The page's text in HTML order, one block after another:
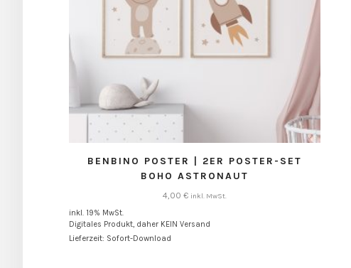
BENBINO POSTER | 2ER POSTER-SET
BOHO ASTRONAUT
4,00 € inkl. MwSt.
inkl. 19% MwSt.
Digitales Produkt, daher KEIN Versand
Lieferzeit: Sofort-Download